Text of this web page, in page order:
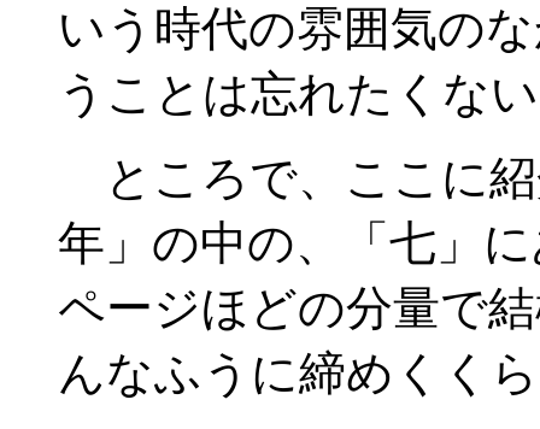
いう時代の雰囲気の
うことは忘れたくな
ところで、ここに
年」の中の、「七」
ページほどの分量で
んなふうに締めくく